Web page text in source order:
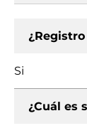
¿Registro
Si
¿Cuál es